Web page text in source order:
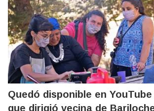
Quedó disponible en
que dirigió vecina de